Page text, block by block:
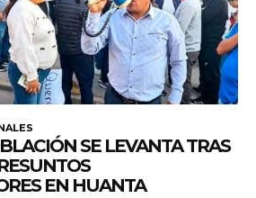
SE LEVANTA TRAS
EN HUANTA